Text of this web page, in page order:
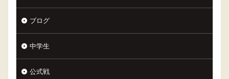
ブログ
中学生
公式戦